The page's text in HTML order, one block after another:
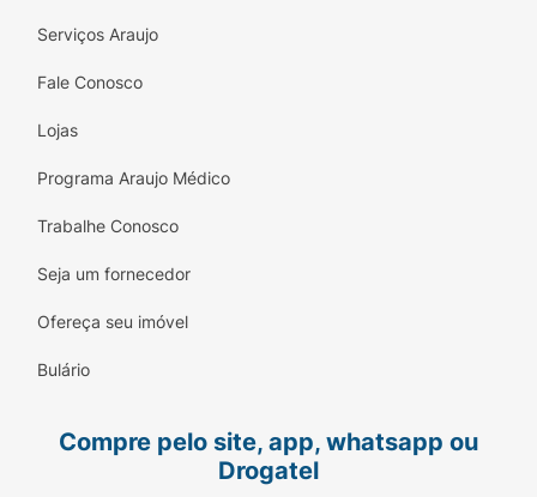
Serviços Araujo
Fale Conosco
Lojas
Programa Araujo Médico
Trabalhe Conosco
Seja um fornecedor
Ofereça seu imóvel
Bulário
Compre pelo site, app, whatsapp ou
Drogatel